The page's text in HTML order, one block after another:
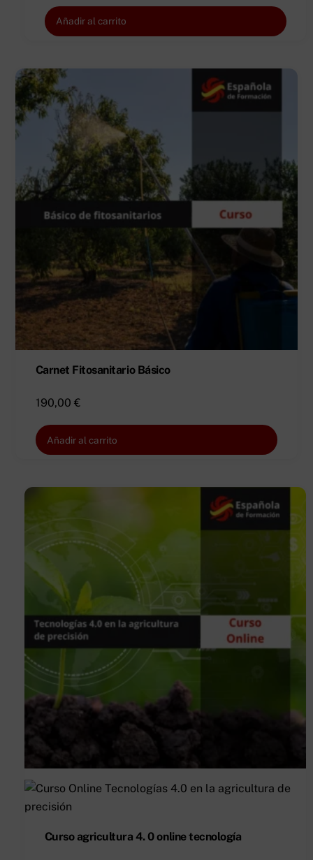
Añadir al carrito
Carnet Fitosanitario Básico
190,00 €
Añadir al carrito
Curso agricultura 4. 0 online tecnología